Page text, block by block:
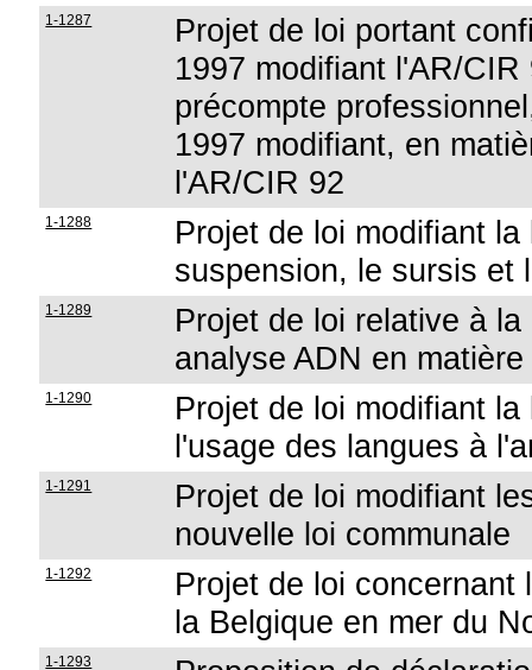
1-1287
Projet de loi portant
1997 modifiant l'AR/
précompte
1997 modifiant, en
l'AR/CIR 92
1-1288
Projet de loi modifiant
suspension, le sursis et
1-1289
Projet de loi relative à
analyse ADN en
1-1290
Projet de loi modifiant
l'usage des langues à
1-1291
Projet de loi modifiant
nouvelle loi communale
1-1292
Projet de loi concernant
la Belgique en mer du
1-1293